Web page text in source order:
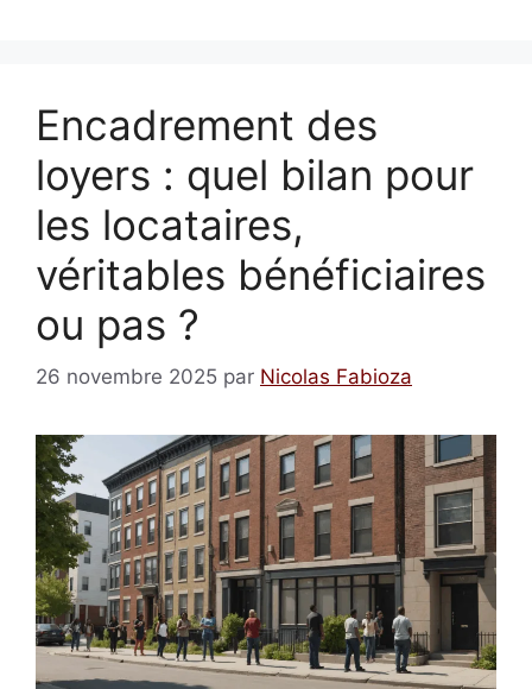
Encadrement des
loyers : quel bilan pour
les locataires,
véritables bénéficiaires
ou pas ?
26 novembre 2025 par Nicolas Fabioza